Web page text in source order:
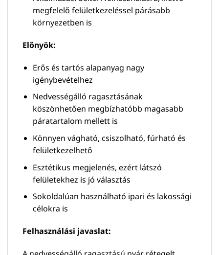
megfelelő felületkezeléssel párásabb
környezetben is
Előnyök:
Erős és tartós alapanyag nagy
igénybevételhez
Nedvességálló ragasztásának
köszönhetően megbízhatóbb magasabb
páratartalom mellett is
Könnyen vágható, csiszolható, fúrható és
felületkezelhető
Esztétikus megjelenés, ezért látszó
felületekhez is jó választás
Sokoldalúan használható ipari és lakossági
célokra is
Felhasználási javaslat: